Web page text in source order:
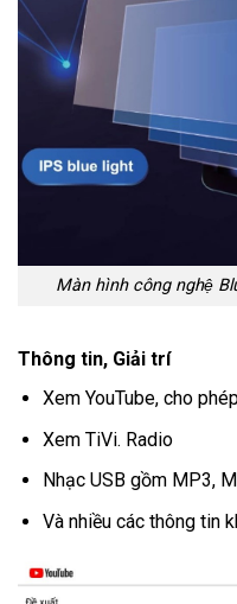
Màn hình công nghệ
Thông tin, Giải trí
Xem YouTube, cho
Xem TiVi. Radio
Nhạc USB gồm MP3,
Và nhiều các thông tin